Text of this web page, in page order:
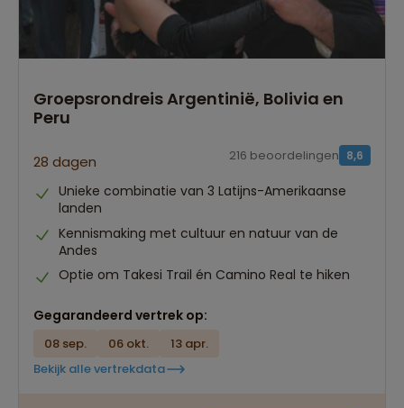
Groepsrondreis Argentinië, Bolivia en
Peru
28 dagen 8,6
216 beoordelingen
Unieke combinatie van 3 Latijns-Amerikaanse
landen
Kennismaking met cultuur en natuur van de
Andes
Optie om Takesi Trail én Camino Real te hiken
Gegarandeerd vertrek op:
08 sep. 06 okt.
13 apr.
Bekijk alle vertrekdata